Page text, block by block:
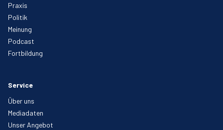
Praxis
Politik
Meinung
Podcast
Fortbildung
Service
Über uns
Mediadaten
Unser Angebot